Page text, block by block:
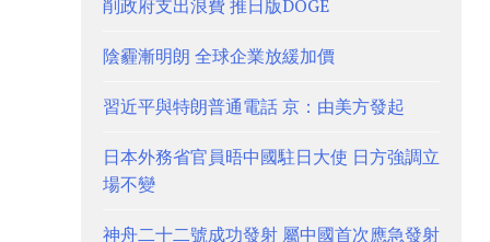
削政府支出浪費 推日版DOGE
陰霾漸明朗 全球企業放緩加價
習近平與特朗普通電話 京：由美方發起
日本外務省官員晤中國駐日大使 日方強調立
場不變
神舟二十二號成功發射 屬中國首次應急發射